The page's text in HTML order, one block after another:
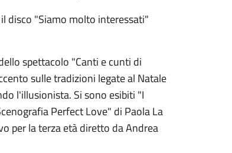
disco "Siamo molto interessati"
spettacolo "Canti e cunti di
sulle tradizioni legate al Natale
l'illusionista. Si sono esibiti "I
Perfect Love" di Paola La
per la terza età diretto da Andrea